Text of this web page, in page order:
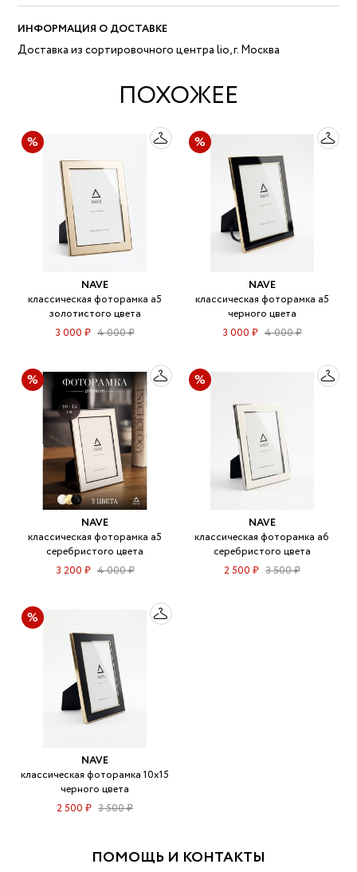
ИНФОРМАЦИЯ О ДОСТАВКЕ
Доставка из сортировочного центра lio, г. Москва
ПОХОЖЕЕ
NAVE
классическая фоторамка а5
золотистого цвета
3 000 ₽ 4 000 ₽
NAVE
классическая фоторамка а5
черного цвета
3 000 ₽ 4 000 ₽
NAVE
классическая фоторамка а5
серебристого цвета
3 200 ₽ 4 000 ₽
NAVE
классическая фоторамка а6
серебристого цвета
2 500 ₽ 3 500 ₽
NAVE
классическая фоторамка 10х15
черного цвета
2 500 ₽ 3 500 ₽
ПОМОЩЬ И КОНТАКТЫ